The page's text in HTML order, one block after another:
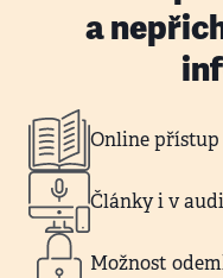
a
Online přístup
Články i v
Možnost